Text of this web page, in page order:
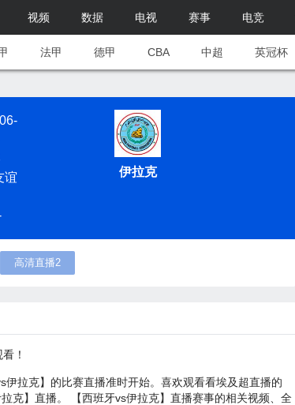
视频 数据 电视 赛事 电竞
法甲 德甲 CBA 中超 英冠杯
谊
伊拉克
高清直播2
！
拉克】的比赛直播准时开始。喜欢观看看埃及超直播的
克】直播。 【西班牙vs伊拉克】直播赛事的相关视频、全